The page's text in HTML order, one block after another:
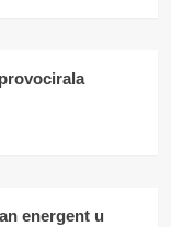
energent u